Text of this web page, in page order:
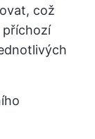
což
příchozí